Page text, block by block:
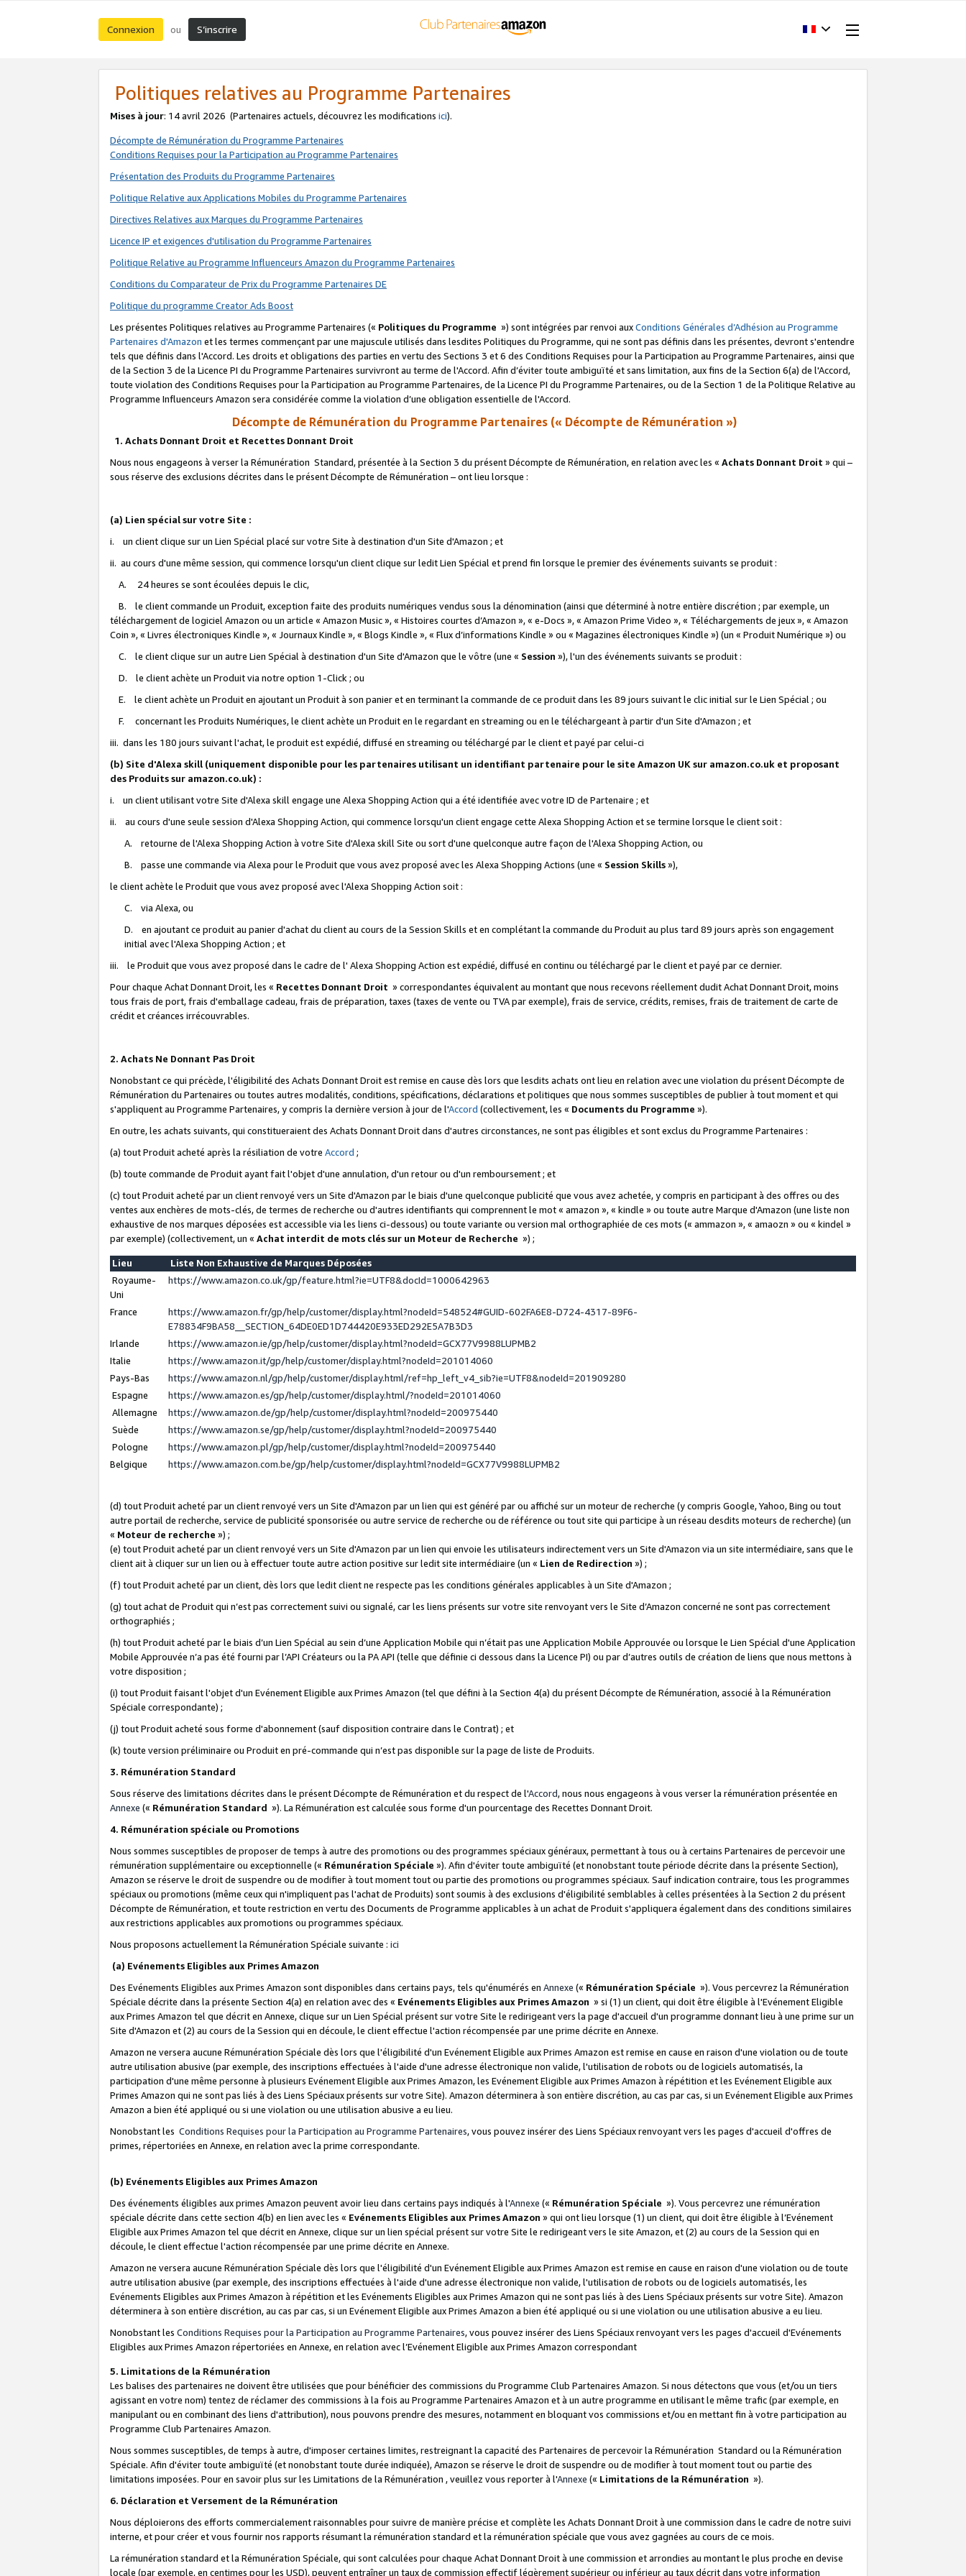
Connexion ou S’inscrire
Politiques relatives au Programme Partenaires
Mises à jour: 14 avril 2026 (Partenaires actuels, découvrez les modifications ici).
Décompte de Rémunération du Programme Partenaires
Conditions Requises pour la Participation au Programme Partenaires
Présentation des Produits du Programme Partenaires
Politique Relative aux Applications Mobiles du Programme Partenaires
Directives Relatives aux Marques du Programme Partenaires
Licence IP et exigences d'utilisation du Programme Partenaires
Politique Relative au Programme Influenceurs Amazon du Programme Partenaires
Conditions du Comparateur de Prix du Programme Partenaires DE
Politique du programme Creator Ads Boost
Les présentes Politiques relatives au Programme Partenaires (« Politiques du Programme ») sont intégrées par renvoi auxConditions Générales d’Adhésion au Programme
Partenaires d'Amazon et les termes commençant par une majuscule utilisés dans lesdites Politiques du Programme, qui ne sont pas définis dans les présentes, devront s'entendre
tels que définis dans l'Accord. Les droits et obligations des parties en vertu des Sections 3 et 6 des Conditions Requises pour la Participation au Programme Partenaires, ainsi que
de la Section 3 de la Licence PI du Programme Partenaires survivront au terme de l'Accord. Afin d’éviter toute ambiguïté et sans limitation, aux fins de la Section 6(a) de l'Accord,
toute violation des Conditions Requises pour la Participation au Programme Partenaires, de la Licence PI du Programme Partenaires, ou de la Section 1 de la Politique Relative au
Programme Influenceurs Amazon sera considérée comme la violation d’une obligation essentielle de l'Accord.
Décompte de Rémunération du Programme Partenaires (« Décompte de Rémunération »)
1. Achats Donnant Droit et Recettes Donnant Droit
Nous nous engageons à verser la Rémunération Standard, présentée à la Section 3 du présent Décompte de Rémunération, en relation avec les « Achats Donnant Droit » qui –
sous réserve des exclusions décrites dans le présent Décompte de Rémunération – ont lieu lorsque :
(a) Lien spécial sur votre Site :
i. un client clique sur un Lien Spécial placé sur votre Site à destination d'un Site d'Amazon ; et
ii. au cours d'une même session, qui commence lorsqu'un client clique sur ledit Lien Spécial et prend fin lorsque le premier des événements suivants se produit :
A. 24 heures se sont écoulées depuis le clic,
B. le client commande un Produit, exception faite des produits numériques vendus sous la dénomination (ainsi que déterminé à notre entière discrétion ; par exemple, un
téléchargement de logiciel Amazon ou un article « Amazon Music », « Histoires courtes d’Amazon », « e-Docs », « Amazon Prime Video », « Téléchargements de jeux », « Amazon
Coin », « Livres électroniques Kindle », « Journaux Kindle », « Blogs Kindle », « Flux d’informations Kindle » ou « Magazines électroniques Kindle ») (un « Produit Numérique ») ou
C. le client clique sur un autre Lien Spécial à destination d'un Site d'Amazon que le vôtre (une « Session »), l'un des événements suivants se produit :
D. le client achète un Produit via notre option 1-Click ; ou
E. le client achète un Produit en ajoutant un Produit à son panier et en terminant la commande de ce produit dans les 89 jours suivant le clic initial sur le Lien Spécial ; ou
F. concernant les Produits Numériques, le client achète un Produit en le regardant en streaming ou en le téléchargeant à partir d'un Site d'Amazon ; et
iii. dans les 180 jours suivant l'achat, le produit est expédié, diffusé en streaming ou téléchargé par le client et payé par celui-ci
(b) Site d'Alexa skill (uniquement disponible pour les partenaires utilisant un identifiant partenaire pour le site Amazon UK sur amazon.co.uk et proposant
des Produits sur amazon.co.uk) :
i. un client utilisant votre Site d'Alexa skill engage une Alexa Shopping Action qui a été identifiée avec votre ID de Partenaire ; et
ii. au cours d'une seule session d'Alexa Shopping Action, qui commence lorsqu'un client engage cette Alexa Shopping Action et se termine lorsque le client soit :
A. retourne de l'Alexa Shopping Action à votre Site d'Alexa skill Site ou sort d'une quelconque autre façon de l'Alexa Shopping Action, ou
B. passe une commande via Alexa pour le Produit que vous avez proposé avec les Alexa Shopping Actions (une « Session Skills»),
le client achète le Produit que vous avez proposé avec l'Alexa Shopping Action soit :
C. via Alexa, ou
D. en ajoutant ce produit au panier d'achat du client au cours de la Session Skills et en complétant la commande du Produit au plus tard 89 jours après son engagement
initial avec l'Alexa Shopping Action ; et
iii. le Produit que vous avez proposé dans le cadre de l' Alexa Shopping Action est expédié, diffusé en continu ou téléchargé par le client et payé par ce dernier.
Pour chaque Achat Donnant Droit, les « Recettes Donnant Droit » correspondantes équivalent au montant que nous recevons réellement dudit Achat Donnant Droit, moins
tous frais de port, frais d'emballage cadeau, frais de préparation, taxes (taxes de vente ou TVA par exemple), frais de service, crédits, remises, frais de traitement de carte de
crédit et créances irrécouvrables.
2. Achats Ne Donnant Pas Droit
Nonobstant ce qui précède, l'éligibilité des Achats Donnant Droit est remise en cause dès lors que lesdits achats ont lieu en relation avec une violation du présent Décompte de
Rémunération du Partenaires ou toutes autres modalités, conditions, spécifications, déclarations et politiques que nous sommes susceptibles de publier à tout moment et qui
s'appliquent au Programme Partenaires, y compris la dernière version à jour de l'Accord (collectivement, les « Documents du Programme »).
En outre, les achats suivants, qui constitueraient des Achats Donnant Droit dans d'autres circonstances, ne sont pas éligibles et sont exclus du Programme Partenaires :
(a) tout Produit acheté après la résiliation de votre Accord ;
(b) toute commande de Produit ayant fait l'objet d'une annulation, d'un retour ou d'un remboursement ; et
(c) tout Produit acheté par un client renvoyé vers un Site d'Amazon par le biais d'une quelconque publicité que vous avez achetée, y compris en participant à des offres ou des
ventes aux enchères de mots-clés, de termes de recherche ou d'autres identifiants qui comprennent le mot « amazon », « kindle » ou toute autre Marque d'Amazon (une liste non
exhaustive de nos marques déposées est accessible via les liens ci-dessous) ou toute variante ou version mal orthographiée de ces mots (« ammazon », « amaozn » ou « kindel »
par exemple) (collectivement, un « Achat interdit de mots clés sur un Moteur de Recherche ») ;
Lieu
Liste Non Exhaustive de Marques Déposées
Royaume-
Uni
https://www.amazon.co.uk/gp/feature.html?ie=UTF8&docId=1000642963
France
https://www.amazon.fr/gp/help/customer/display.html?nodeId=548524#GUID-602FA6E8-D724-4317-89F6-
E78834F9BA58__SECTION_64DE0ED1D744420E933ED292E5A7B3D3
Irlande
https://www.amazon.ie/gp/help/customer/display.html?nodeId=GCX77V9988LUPMB2
Italie
https://www.amazon.it/gp/help/customer/display.html?nodeId=201014060
Pays-Bas
https://www.amazon.nl/gp/help/customer/display.html/ref=hp_left_v4_sib?ie=UTF8&nodeId=201909280
Espagne
https://www.amazon.es/gp/help/customer/display.html/?nodeId=201014060
Allemagne
https://www.amazon.de/gp/help/customer/display.html?nodeId=200975440
Suède
https://www.amazon.se/gp/help/customer/display.html?nodeId=200975440
Pologne
https://www.amazon.pl/gp/help/customer/display.html?nodeId=200975440
Belgique
https://www.amazon.com.be/gp/help/customer/display.html?nodeId=GCX77V9988LUPMB2
(d) tout Produit acheté par un client renvoyé vers un Site d'Amazon par un lien qui est généré par ou affiché sur un moteur de recherche (y compris Google, Yahoo, Bing ou tout
autre portail de recherche, service de publicité sponsorisée ou autre service de recherche ou de référence ou tout site qui participe à un réseau desdits moteurs de recherche) (un
« Moteur de recherche ») ;
(e) tout Produit acheté par un client renvoyé vers un Site d'Amazon par un lien qui envoie les utilisateurs indirectement vers un Site d'Amazon via un site intermédiaire, sans que le
client ait à cliquer sur un lien ou à effectuer toute autre action positive sur ledit site intermédiaire (un « Lien de Redirection ») ;
(f) tout Produit acheté par un client, dès lors que ledit client ne respecte pas les conditions générales applicables à un Site d'Amazon ;
(g) tout achat de Produit qui n’est pas correctement suivi ou signalé, car les liens présents sur votre site renvoyant vers le Site d’Amazon concerné ne sont pas correctement
orthographiés ;
(h) tout Produit acheté par le biais d’un Lien Spécial au sein d’une Application Mobile qui n’était pas une Application Mobile Approuvée ou lorsque le Lien Spécial d'une Application
Mobile Approuvée n’a pas été fourni par l’API Créateurs ou la PA API (telle que définie ci dessous dans la Licence PI) ou par d’autres outils de création de liens que nous mettons à
votre disposition ;
(i) tout Produit faisant l'objet d'un Evénement Eligible aux Primes Amazon (tel que défini à la Section 4(a) du présent Décompte de Rémunération, associé à la Rémunération
Spéciale correspondante) ;
(j) tout Produit acheté sous forme d'abonnement (sauf disposition contraire dans le Contrat) ; et
(k) toute version préliminaire ou Produit en pré-commande qui n’est pas disponible sur la page de liste de Produits.
3. Rémunération Standard
Sous réserve des limitations décrites dans le présent Décompte de Rémunération et du respect de l'Accord, nous nous engageons à vous verser la rémunération présentée en
Annexe (« Rémunération Standard »). La Rémunération est calculée sous forme d'un pourcentage des Recettes Donnant Droit.
4. Rémunération spéciale ou Promotions
Nous sommes susceptibles de proposer de temps à autre des promotions ou des programmes spéciaux généraux, permettant à tous ou à certains Partenaires de percevoir une
rémunération supplémentaire ou exceptionnelle (« Rémunération Spéciale »). Afin d'éviter toute ambiguïté (et nonobstant toute période décrite dans la présente Section),
Amazon se réserve le droit de suspendre ou de modifier à tout moment tout ou partie des promotions ou programmes spéciaux. Sauf indication contraire, tous les programmes
spéciaux ou promotions (même ceux qui n'impliquent pas l'achat de Produits) sont soumis à des exclusions d'éligibilité semblables à celles présentées à la Section 2 du présent
Décompte de Rémunération, et toute restriction en vertu des Documents de Programme applicables à un achat de Produit s'appliquera également dans des conditions similaires
aux restrictions applicables aux promotions ou programmes spéciaux.
Nous proposons actuellement la Rémunération Spéciale suivante : ici
(a) Evénements Eligibles aux Primes Amazon
Des Evénements Eligibles aux Primes Amazon sont disponibles dans certains pays, tels qu'énumérés en Annexe (« Rémunération Spéciale »). Vous percevrez la Rémunération
Spéciale décrite dans la présente Section 4(a) en relation avec des « Evénements Eligibles aux Primes Amazon » si (1) un client, qui doit être éligible à l'Evénement Eligible
aux Primes Amazon tel que décrit en Annexe, clique sur un Lien Spécial présent sur votre Site le redirigeant vers la page d'accueil d'un programme donnant lieu à une prime sur un
Site d'Amazon et (2) au cours de la Session qui en découle, le client effectue l'action récompensée par une prime décrite en Annexe.
Amazon ne versera aucune Rémunération Spéciale dès lors que l'éligibilité d'un Evénement Eligible aux Primes Amazon est remise en cause en raison d'une violation ou de toute
autre utilisation abusive (par exemple, des inscriptions effectuées à l'aide d'une adresse électronique non valide, l'utilisation de robots ou de logiciels automatisés, la
participation d'une même personne à plusieurs Evénement Eligible aux Primes Amazon, les Evénement Eligible aux Primes Amazon à répétition et les Evénement Eligible aux
Primes Amazon qui ne sont pas liés à des Liens Spéciaux présents sur votre Site). Amazon déterminera à son entière discrétion, au cas par cas, si un Evénement Eligible aux Primes
Amazon a bien été appliqué ou si une violation ou une utilisation abusive a eu lieu.
Nonobstant les Conditions Requises pour la Participation au Programme Partenaires, vous pouvez insérer des Liens Spéciaux renvoyant vers les pages d'accueil d'offres de
primes, répertoriées en Annexe, en relation avec la prime correspondante.
(b) Evénements Eligibles aux Primes Amazon
Des événements éligibles aux primes Amazon peuvent avoir lieu dans certains pays indiqués à l'Annexe (« Rémunération Spéciale »). Vous percevrez une rémunération
spéciale décrite dans cette section 4(b) en lien avec les « Evénements Eligibles aux Primes Amazon » qui ont lieu lorsque (1) un client, qui doit être éligible à l’Evénement
Eligible aux Primes Amazon tel que décrit en Annexe, clique sur un lien spécial présent sur votre Site le redirigeant vers le site Amazon, et (2) au cours de la Session qui en
découle, le client effectue l'action récompensée par une prime décrite en Annexe.
Amazon ne versera aucune Rémunération Spéciale dès lors que l'éligibilité d'un Evénement Eligible aux Primes Amazon est remise en cause en raison d'une violation ou de toute
autre utilisation abusive (par exemple, des inscriptions effectuées à l'aide d'une adresse électronique non valide, l'utilisation de robots ou de logiciels automatisés, les
Evénements Eligibles aux Primes Amazon à répétition et les Evénements Eligibles aux Primes Amazon qui ne sont pas liés à des Liens Spéciaux présents sur votre Site). Amazon
déterminera à son entière discrétion, au cas par cas, si un Evénement Eligible aux Primes Amazon a bien été appliqué ou si une violation ou une utilisation abusive a eu lieu.
Nonobstant les Conditions Requises pour la Participation au Programme Partenaires, vous pouvez insérer des Liens Spéciaux renvoyant vers les pages d'accueil d'Evénements
Eligibles aux Primes Amazon répertoriées en Annexe, en relation avec l’Evénement Eligible aux Primes Amazon correspondant
5. Limitations de la Rémunération
Les balises des partenaires ne doivent être utilisées que pour bénéficier des commissions du Programme Club Partenaires Amazon. Si nous détectons que vous (et/ou un tiers
agissant en votre nom) tentez de réclamer des commissions à la fois au Programme Partenaires Amazon et à un autre programme en utilisant le même trafic (par exemple, en
manipulant ou en combinant des liens d'attribution), nous pouvons prendre des mesures, notamment en bloquant vos commissions et/ou en mettant fin à votre participation au
Programme Club Partenaires Amazon.
Nous sommes susceptibles, de temps à autre, d'imposer certaines limites, restreignant la capacité des Partenaires de percevoir la Rémunération Standard ou la Rémunération
Spéciale. Afin d'éviter toute ambiguïté (et nonobstant toute durée indiquée), Amazon se réserve le droit de suspendre ou de modifier à tout moment tout ou partie des
limitations imposées. Pour en savoir plus sur les Limitations de la Rémunération , veuillez vous reporter à l'Annexe (« Limitations de la Rémunération »).
6. Déclaration et Versement de la Rémunération
Nous déploierons des efforts commercialement raisonnables pour suivre de manière précise et complète les Achats Donnant Droit à une commission dans le cadre de notre suivi
interne, et pour créer et vous fournir nos rapports résumant la rémunération standard et la rémunération spéciale que vous avez gagnées au cours de ce mois.
La rémunération standard et la Rémunération Spéciale, qui sont calculées pour chaque Achat Donnant Droit à une commission et arrondies au montant le plus proche en devise
locale (par exemple, en centimes pour les USD), peuvent entraîner un taux de commission effectif légèrement supérieur ou inférieur au taux décrit dans votre information